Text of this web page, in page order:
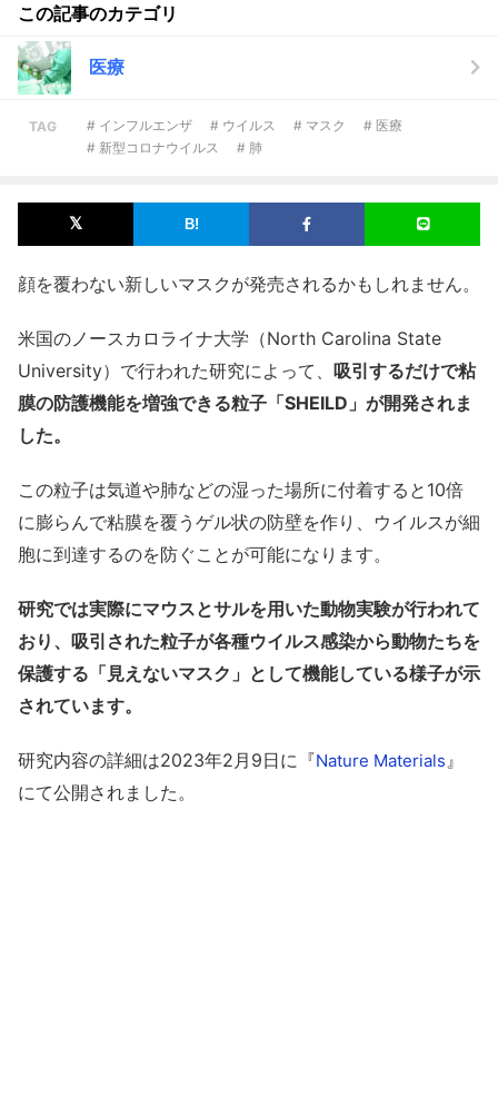
この記事のカテゴリ
医療
TAG # インフルエンザ # ウイルス # マスク
# 医療
# 新型コロナウイルス
# 肺
顔を覆わない新しいマスクが発売されるかもしれません。
米国のノースカロライナ大学（North Carolina State
University）で行われた研究によって、 吸引するだけで粘
膜の防護機能を増強できる粒子「SHEILD」が開発されま
した。
この粒子は気道や肺などの湿った場所に付着すると10倍
に膨らんで粘膜を覆うゲル状の防壁を作り、ウイルスが細
胞に到達するのを防ぐことが可能になります。
研究では実際にマウスとサルを用いた動物実験が行われて
おり、吸引された粒子が各種ウイルス感染から動物たちを
保護する「見えないマスク」として機能している様子が示
されています。
研究内容の詳細は2023年2月9日に『Nature Materials 』
にて公開されました。